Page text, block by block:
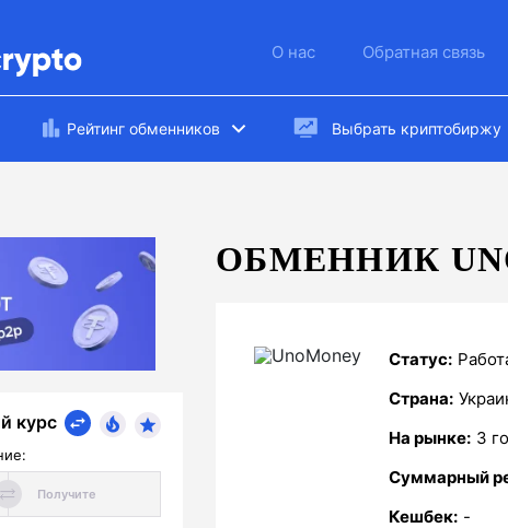
О нас Обратная связь
Рейтинг обменников Выбрать криптобиржу
курс
ОБМЕННИК
Статус:
Страна:
На рынке: 3
Суммарный
Кешбек: -